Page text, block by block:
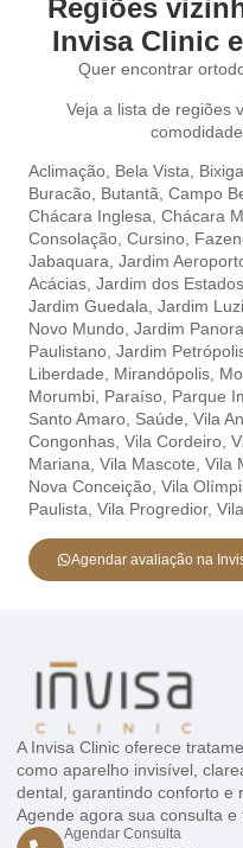
Regiões
Invisa Clinic
Quer encontrar
Veja a lista de regiões
Aclimação, Bela Vista,
Buracão, Butantã, Campo
Chácara Inglesa, Chácara
Consolação, Cursino,
Jabaquara, Jardim
Acácias, Jardim dos
Jardim Guedala, Jardim
Novo Mundo, Jardim
Paulistano, Jardim
Liberdade, Mirandópolis,
Morumbi, Paraíso, Parque
Santo Amaro, Saúde, Vila
Congonhas, Vila Cordeiro,
Mariana, Vila Mascote, Vila
Nova Conceição, Vila
Paulista, Vila Progredior,
Agendar avaliação na
A Invisa Clinic oferece
como aparelho invisível,
dental, garantindo conforto e
Agende agora sua consulta
Agendar Consulta